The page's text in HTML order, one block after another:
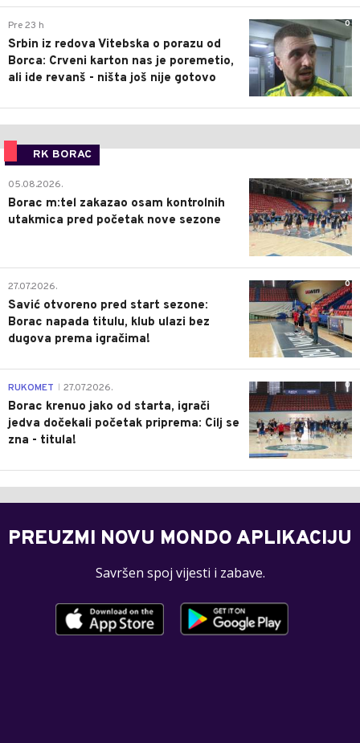
0
Pre 23 h
Srbin iz redova Vitebska o porazu od
Borca: Crveni karton nas je poremetio,
ali ide revanš - ništa još nije gotovo
RK BORAC
0
05.08.2026.
Borac m:tel zakazao osam kontrolnih
utakmica pred početak nove sezone
0
27.07.2026.
Savić otvoreno pred start sezone:
Borac napada titulu, klub ulazi bez
dugova prema igračima!
0
RUKOMET 27.07.2026.
Borac krenuo jako od starta, igrači
jedva dočekali početak priprema: Cilj se
zna - titula!
PREUZMI NOVU MONDO APLIKACIJU
Savršen spoj vijesti i zabave.